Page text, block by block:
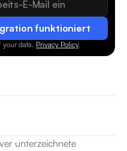
funktioniert
your data. Privacy Policy.
unterzeichnete